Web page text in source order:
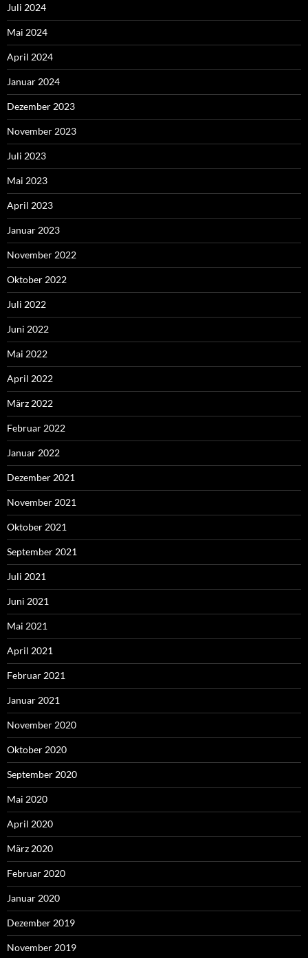
Juli 2024
Mai 2024
April 2024
Januar 2024
Dezember 2023
November 2023
Juli 2023
Mai 2023
April 2023
Januar 2023
November 2022
Oktober 2022
Juli 2022
Juni 2022
Mai 2022
April 2022
März 2022
Februar 2022
Januar 2022
Dezember 2021
November 2021
Oktober 2021
September 2021
Juli 2021
Juni 2021
Mai 2021
April 2021
Februar 2021
Januar 2021
November 2020
Oktober 2020
September 2020
Mai 2020
April 2020
März 2020
Februar 2020
Januar 2020
Dezember 2019
November 2019